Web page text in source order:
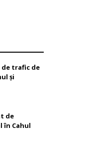
trafic de
și
de
Cahul